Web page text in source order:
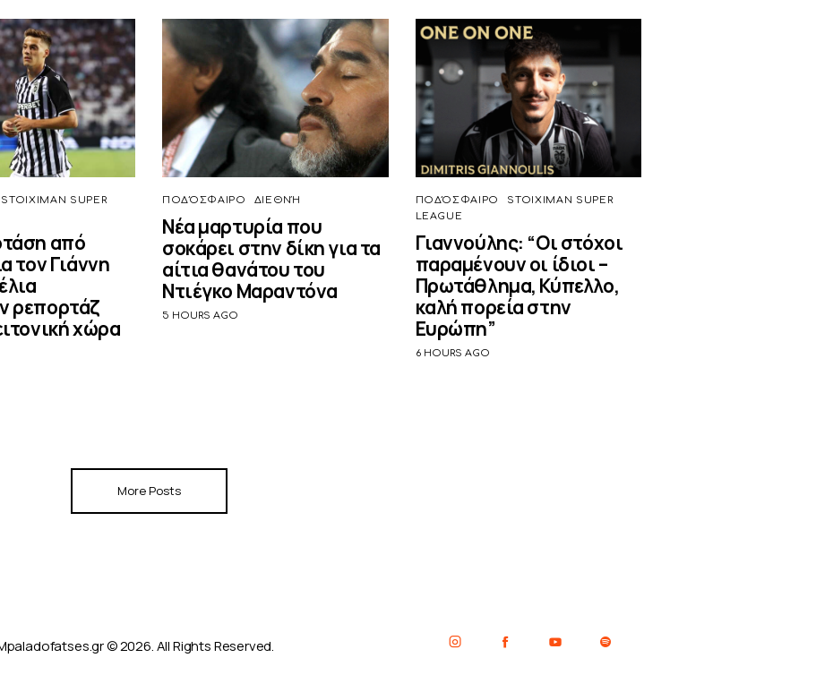
STOIXIMAN SUPER
από
τον Γιάννη
ρεπορτάζ
χώρα
ΠΟΔΌΣΦΑΙΡΟ ΔΙΕΘΝΉ
Νέα μαρτυρία που
σοκάρει στην δίκη για τα
αίτια θανάτου του
Ντιέγκο Μαραντόνα
5 HOURS AGO
ΠΟΔΌΣΦΑΙΡΟ
STOIXIMAN SUPER
LEAGUE
Γιαννούλης: “Οι στόχοι
παραμένουν οι ίδιοι –
Πρωτάθλημα, Κύπελλο,
καλή πορεία στην
Ευρώπη”
6 HOURS AGO
More Posts
© 2026. All Rights Reserved.